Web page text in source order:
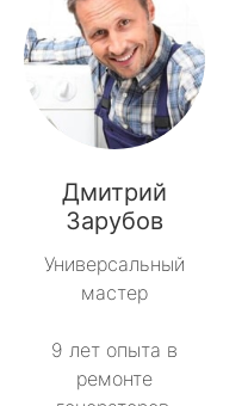
Дмитрий
Зарубов
Универсальный
мастер
9 лет опыта в
ремонте